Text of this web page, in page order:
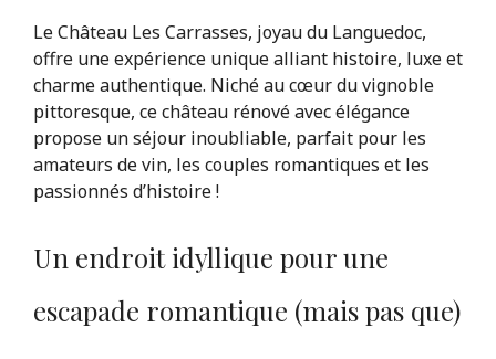
Le Château Les Carrasses, joyau du Languedoc,
offre une expérience unique alliant histoire, luxe et
charme authentique. Niché au cœur du vignoble
pittoresque, ce château rénové avec élégance
propose un séjour inoubliable, parfait pour les
amateurs de vin, les couples romantiques et les
passionnés d’histoire !
Un endroit idyllique pour une
escapade romantique (mais pas que)